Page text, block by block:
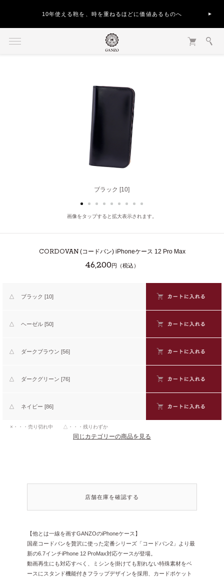
10年使える鞄を、時を重ねるほどに価値あるものへ
ブラック [10]
ヘーゼル [50]
画像をタップすると拡大表示されます。
CORDOVAN(コードバン) iPhoneケース 12 Pro Max
46,200円（税込）
△ ブラック [10]
△ ヘーゼル [50]
△ ダークブラウン [56]
△ ダークグリーン [76]
△ ネイビー [86]
×・・・売り切れ中 △・・・残りわずか
同じカテゴリーの商品を見る
店舗在庫を確認する
【他とは一線を画すGANZOのiPhoneケース】
国産コードバンを贅沢に使った定番シリーズ「コードバン2」より最
新の6.7インチiPhone 12 ProMax対応ケースが登場。
動画再生にも対応すべく、ミシンを掛けても割れない特殊素材をベ
ースにスタンド機能付きフラップデザインを採用、カードポケット